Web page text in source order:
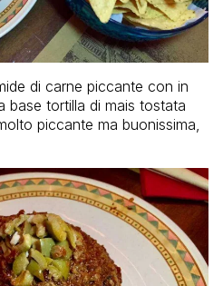
di carne piccante con in
base tortilla di mais tostata
piccante ma buonissima,